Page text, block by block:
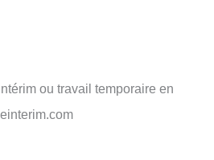
ou travail temporaire en